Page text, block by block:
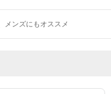
メンズにもオススメ